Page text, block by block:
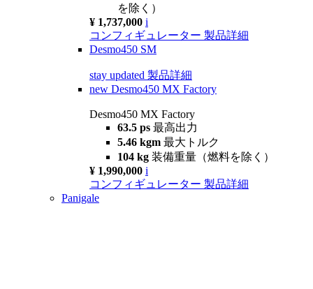
を除く）
¥ 1,737,000 i
コンフィギュレーター 製品詳細
Desmo450 SM
stay updated 製品詳細
new Desmo450 MX Factory
Desmo450 MX Factory
63.5 ps 最高出力
5.46 kgm 最大トルク
104 kg 装備重量（燃料を除く）
¥ 1,990,000 i
コンフィギュレーター 製品詳細
Panigale